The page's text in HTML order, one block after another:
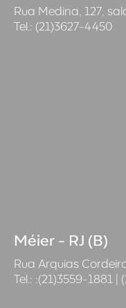
Rua Medina, 127,
Tel.: (21)3627-4450
Méier - RJ (B)
Rua Arquias
Tel.: :(21)3559-1881 |